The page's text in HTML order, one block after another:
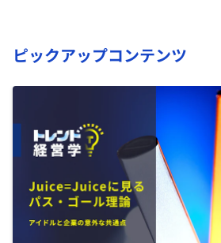
ピックアップコンテンツ